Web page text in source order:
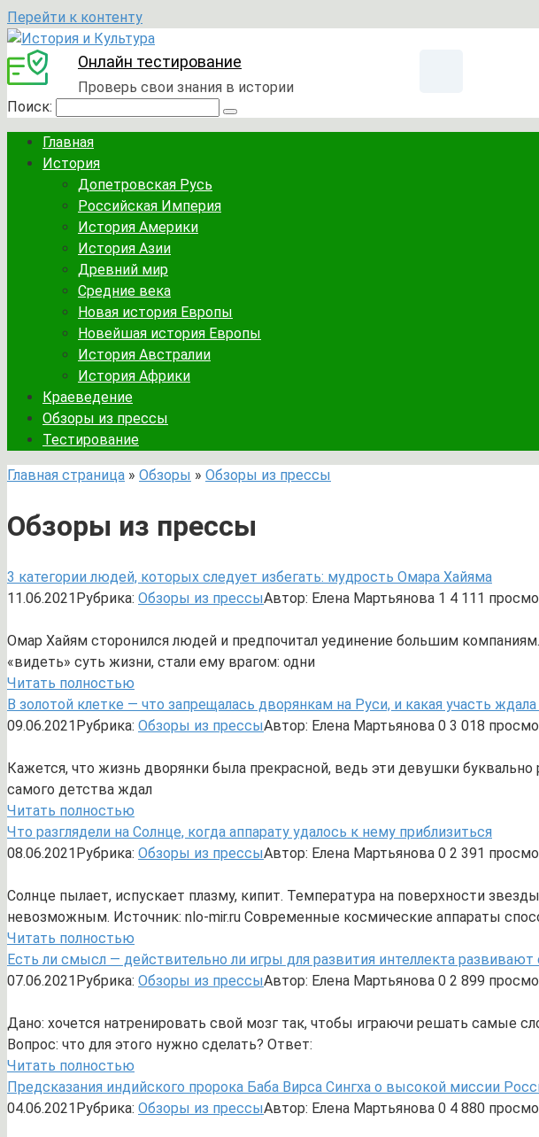
Перейти к контенту
Онлайн тестирование
Проверь свои знания в истории
Поиск:
Главная
История
Допетровская Русь
Российская Империя
История Америки
История Азии
Древний мир
Средние века
Новая история Европы
Новейшая история Европы
История Австралии
История Африки
Краеведение
Обзоры из прессы
Тестирование
Главная страница » Обзоры » Обзоры из прессы
Обзоры из прессы
3 категории людей, которых следует избегать: мудрость Омара Хайяма
11.06.2021Рубрика: Обзоры из прессыАвтор: Елена Мартьянова 1 4 111
Омар Хайям сторонился людей и предпочитал уединение большим
«видеть» суть жизни, стали ему врагом: одни
Читать полностью
В золотой клетке — что запрещалась дворянкам на Руси, и какая участь
09.06.2021Рубрика: Обзоры из прессыАвтор: Елена Мартьянова 0 3 018
Кажется, что жизнь дворянки была прекрасной, ведь эти девушки
самого детства ждал
Читать полностью
Что разглядели на Солнце, когда аппарату удалось к нему приблизиться
08.06.2021Рубрика: Обзоры из прессыАвтор: Елена Мартьянова 0 2 391
Солнце пылает, испускает плазму, кипит. Температура на поверхности
невозможным. Источник: nlo-mir.ru Современные космические аппараты
Читать полностью
Есть ли смысл — действительно ли игры для развития интеллекта развивают
07.06.2021Рубрика: Обзоры из прессыАвтор: Елена Мартьянова 0 2 899
Дано: хочется натренировать свой мозг так, чтобы играючи решать самые
Вопрос: что для этого нужно сделать? Ответ:
Читать полностью
Предсказания индийского пророка Баба Вирса Сингха о высокой миссии
04.06.2021Рубрика: Обзоры из прессыАвтор: Елена Мартьянова 0 4 880